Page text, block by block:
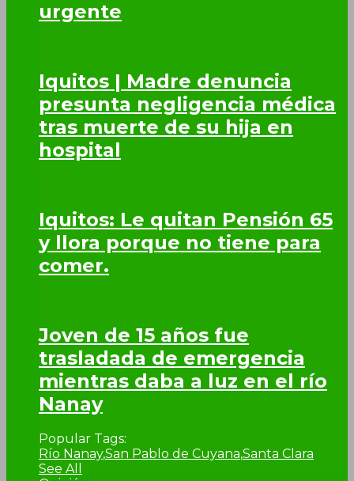
urgente
Iquitos | Madre denuncia
presunta negligencia médica
tras muerte de su hija en
hospital
Iquitos: Le quitan Pensión 65
y llora porque no tiene para
comer.
Joven de 15 años fue
trasladada de emergencia
mientras daba a luz en el río
Nanay
Popular Tags:
Río Nanay,San Pablo de Cuyana,Santa Clara
See All